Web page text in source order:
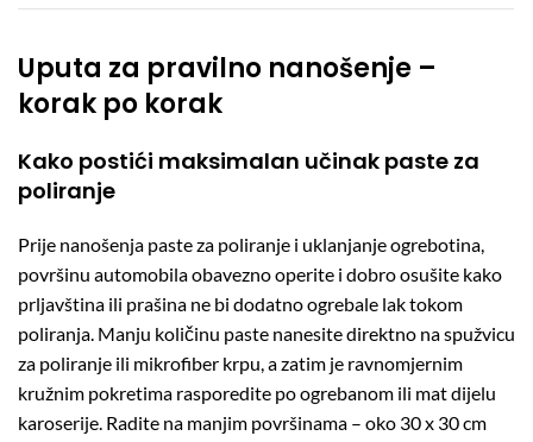
Uputa za pravilno nanošenje –
korak po korak
Kako postići maksimalan učinak paste za
poliranje
Prije nanošenja paste za poliranje i uklanjanje ogrebotina,
površinu automobila obavezno operite i dobro osušite kako
prljavština ili prašina ne bi dodatno ogrebale lak tokom
poliranja. Manju količinu paste nanesite direktno na spužvicu
za poliranje ili mikrofiber krpu, a zatim je ravnomjernim
kružnim pokretima rasporedite po ogrebanom ili mat dijelu
karoserije. Radite na manjim površinama – oko 30 x 30 cm